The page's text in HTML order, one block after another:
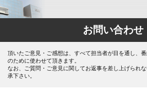
お問い合わせ
頂いたご意見・ご感想は、すべて担当者が目を通し、
のために使わせて頂きます。
なお、ご質問・ご意見に関してお返事を差し上げられ
承下さい。